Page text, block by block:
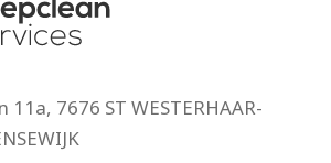
11a, 7676 ST WESTERHAAR-